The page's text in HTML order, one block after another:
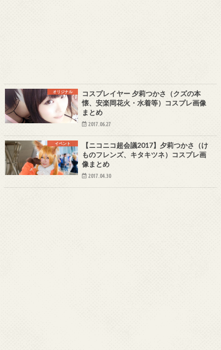
オリジナル
コスプレイヤー 夕莉つかさ（クズの本
懐、安楽岡花火・水着等）コスプレ画像
まとめ
2017.06.27
イベント
【ニコニコ超会議2017】夕莉つかさ（け
ものフレンズ、キタキツネ）コスプレ画
像まとめ
2017.04.30